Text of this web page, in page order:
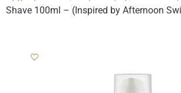
Shave 100ml – (Inspired by Afternoon